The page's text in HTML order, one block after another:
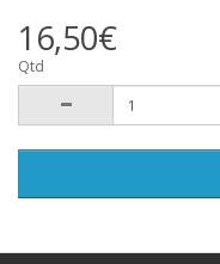
16,50€
Qtd